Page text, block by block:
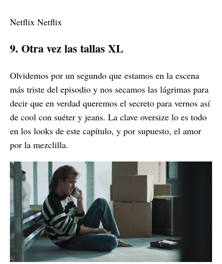
Netflix Netflix
9. Otra vez las tallas XL
Olvidemos por un segundo que estamos en la escena
más triste del episodio y nos secamos las lágrimas para
decir que en verdad queremos el secreto para vernos así
de cool con suéter y jeans. La clave oversize lo es todo
en los looks de este capítulo, y por supuesto, el amor
por la mezclilla.